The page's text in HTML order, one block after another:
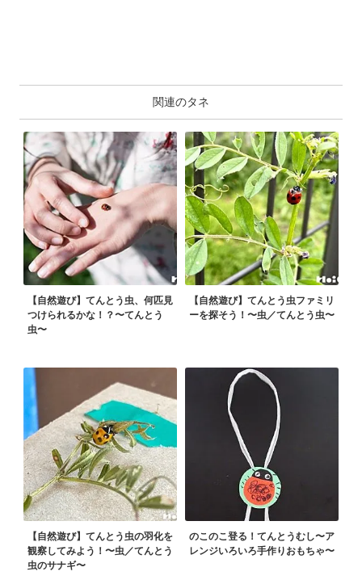
関連のタネ
【自然遊び】てんとう虫、何匹見
つけられるかな！？〜てんとう
虫〜
【自然遊び】てんとう虫ファミリ
ーを探そう！〜虫／てんとう虫〜
【自然遊び】てんとう虫の羽化を
観察してみよう！〜虫／てんとう
虫のサナギ〜
のこのこ登る！てんとうむし〜ア
レンジいろいろ手作りおもちゃ〜